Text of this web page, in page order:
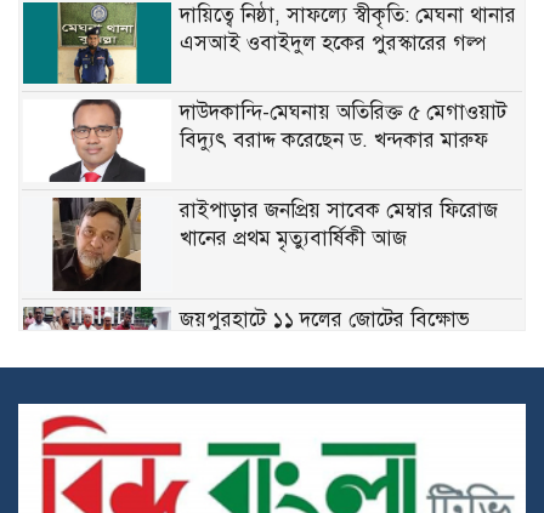
দায়িত্বে নিষ্ঠা, সাফল্যে স্বীকৃতি: মেঘনা থানার
এসআই ওবাইদুল হকের পুরস্কারের গল্প
দাউদকান্দি-মেঘনায় অতিরিক্ত ৫ মেগাওয়াট
বিদ্যুৎ বরাদ্দ করেছেন ড. খন্দকার মারুফ
রাইপাড়ার জনপ্রিয় সাবেক মেম্বার ফিরোজ
খানের প্রথম মৃত্যুবার্ষিকী আজ
জয়পুরহাটে ১১ দলের জোটের বিক্ষোভ
সচেতনতামূলক কর্মসূচি